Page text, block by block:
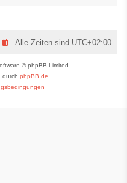
Alle Zeiten sind UTC+02:00
© phpBB Limited
durch phpBB.de